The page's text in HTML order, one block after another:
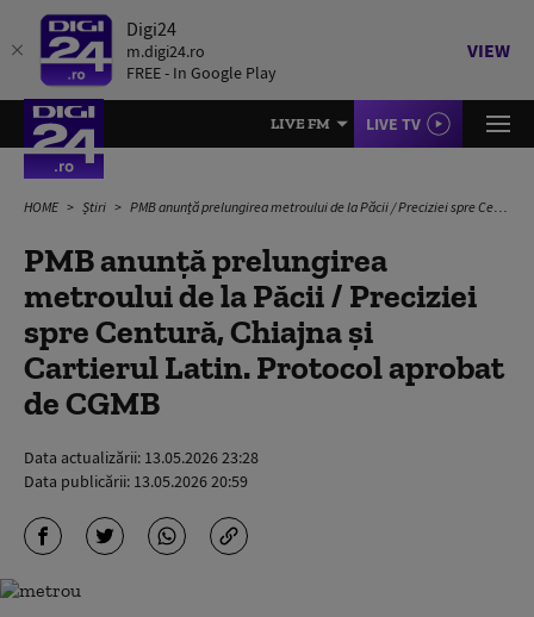
Digi24
m.digi24.ro
FREE - In Google Play
VIEW
LIVE FM LIVE TV
HOME Știri PMB anunță prelungirea metroului de la Păcii / Preciziei spre Centură, Chiajna și Cartierul Latin. Protocol aprobat de CGMB
PMB anunță prelungirea
metroului de la Păcii / Preciziei
spre Centură, Chiajna și
Cartierul Latin. Protocol aprobat
de CGMB
Data actualizării: 13.05.2026 23:28
Data publicării: 13.05.2026 20:59